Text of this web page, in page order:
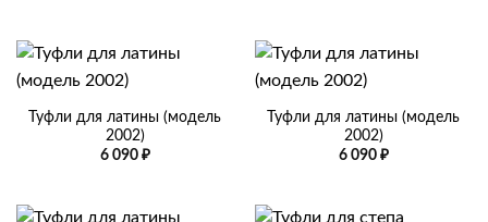
Туфли для латины (модель
2002)
6 090 ₽
Туфли для латины (модель
2002)
6 090 ₽